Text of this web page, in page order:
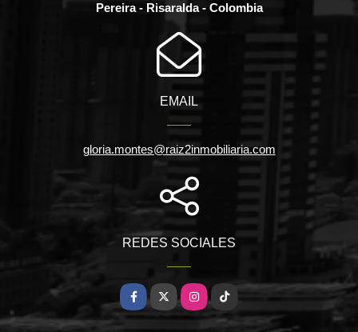
Pereira - Risaralda - Colombia
EMAIL
gloria.montes@raiz2inmobiliaria.com
REDES SOCIALES
Facebook
X Instagram
TikTok